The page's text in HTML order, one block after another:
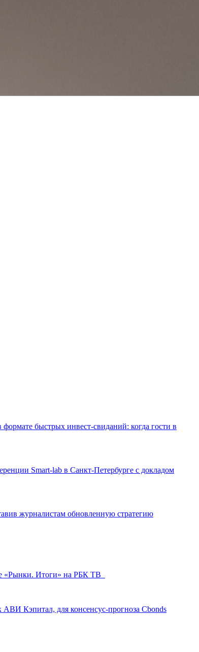
быстрых инвест-свиданий: когда гости в
Smart-lab в Санкт-Петербурге с докладом
журналистам обновленную стратегию
«Рынки. Итоги» на РБК ТВ
Кэпитал, для консенсус-прогноза Cbonds